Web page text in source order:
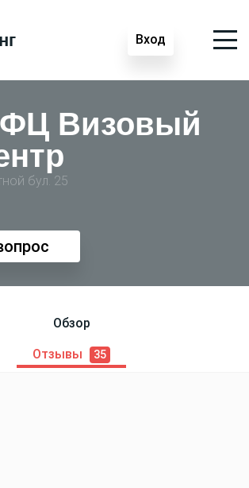
Вход
Визовый
бул. 25
Обзор
Отзывы 35